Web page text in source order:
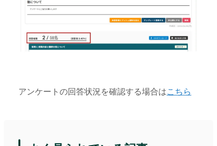
アンケートの回答状況を確認する場合はこちら